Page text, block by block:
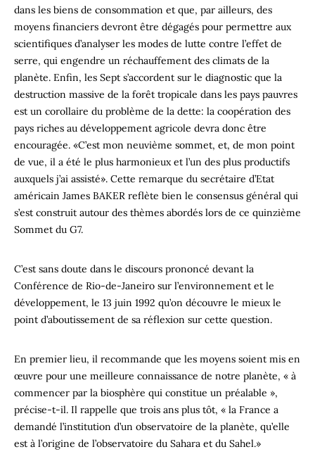
dans les biens de consommation et que, par ailleurs, des
moyens financiers devront être dégagés pour permettre aux
scientifiques d’analyser les modes de lutte contre l’effet de
serre, qui engendre un réchauffement des climats de la
planète. Enfin, les Sept s’accordent sur le diagnostic que la
destruction massive de la forêt tropicale dans les pays pauvres
est un corollaire du problème de la dette: la coopération des
pays riches au développement agricole devra donc être
encouragée. «C’est mon neuvième sommet, et, de mon point
de vue, il a été le plus harmonieux et l’un des plus productifs
auxquels j’ai assisté». Cette remarque du secrétaire d’Etat
américain James BAKER reflète bien le consensus général qui
s’est construit autour des thèmes abordés lors de ce quinzième
Sommet du G7.
C’est sans doute dans le discours prononcé devant la
Conférence de Rio-de-Janeiro sur l’environnement et le
développement, le 13 juin 1992 qu’on découvre le mieux le
point d’aboutissement de sa réflexion sur cette question.
En premier lieu, il recommande que les moyens soient mis en
œuvre pour une meilleure connaissance de notre planète, « à
commencer par la biosphère qui constitue un préalable »,
précise-t-il. Il rappelle que trois ans plus tôt, « la France a
demandé l’institution d’un observatoire de la planète, qu’elle
est à l’origine de l’observatoire du Sahara et du Sahel.»